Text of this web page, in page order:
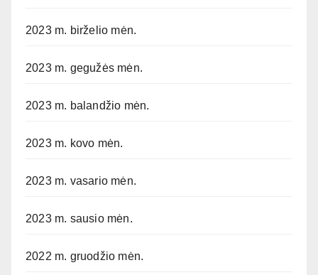
2023 m. birželio mėn.
2023 m. gegužės mėn.
2023 m. balandžio mėn.
2023 m. kovo mėn.
2023 m. vasario mėn.
2023 m. sausio mėn.
2022 m. gruodžio mėn.